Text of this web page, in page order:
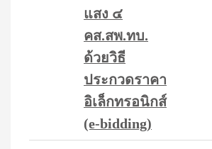
แสง ๔
คส.สพ.ทบ.
ด้วยวิธี
ประกวดราคา
อิเล็กทรอนิกส์
(e-bidding)